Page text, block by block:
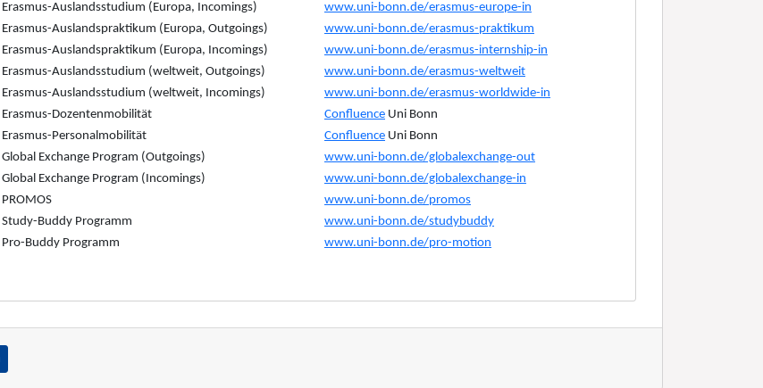
Erasmus-Auslandsstudium (Europa, Incomings)
www.uni-bonn.de/erasmus-europe-in
Erasmus-Auslandspraktikum (Europa, Outgoings)
www.uni-bonn.de/erasmus-praktikum
Erasmus-Auslandspraktikum (Europa, Incomings)
www.uni-bonn.de/erasmus-internship-in
Erasmus-Auslandsstudium (weltweit, Outgoings)
www.uni-bonn.de/erasmus-weltweit
Erasmus-Auslandsstudium (weltweit, Incomings)
www.uni-bonn.de/erasmus-worldwide-in
Erasmus-Dozentenmobilität
Confluence Uni Bonn
Erasmus-Personalmobilität
Confluence Uni Bonn
Global Exchange Program (Outgoings)
www.uni-bonn.de/globalexchange-out
Global Exchange Program (Incomings)
www.uni-bonn.de/globalexchange-in
PROMOS
www.uni-bonn.de/promos
Study-Buddy Programm
www.uni-bonn.de/studybuddy
Pro-Buddy Programm
www.uni-bonn.de/pro-motion